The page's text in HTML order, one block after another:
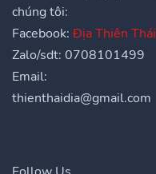
chúng tôi:
Facebook: Địa Thiên Thái
Zalo/sdt: 0708101499
Email:
thienthaidia@gmail.com